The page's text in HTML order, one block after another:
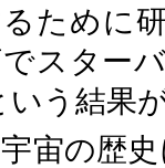
ために
スター
いう結果
宙の歴